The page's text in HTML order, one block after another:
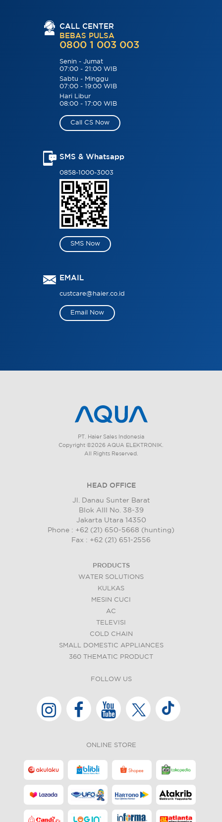
CALL CENTER
BEBAS PULSA
0800 1 003 003
Senin - Jumat
07:00 - 21:00 WIB
Sabtu - Minggu
07:00 - 19:00 WIB
Hari Libur
08:00 - 17:00 WIB
Call CS Now
SMS & Whatsapp
0858-1000-3003
SMS Now
EMAIL
custcare@haier.co.id
Email Now
PT. Haier Sales Indonesia
Copyright ©2026 AQUA ELEKTRONIK.
All Rights Reserved.
HEAD OFFICE
Jl. Danau Sunter Barat
Blok AIII No. 38-39
Jakarta Utara 14350
Phone : +62 (21) 650-5668 (hunting)
Fax : +62 (21) 651-2556
PRODUCTS
WATER SOLUTIONS
KULKAS
MESIN CUCI
AC
TELEVISI
COLD CHAIN
SMALL DOMESTIC APPLIANCES
360 THEMATIC PRODUCT
FOLLOW US
ONLINE STORE